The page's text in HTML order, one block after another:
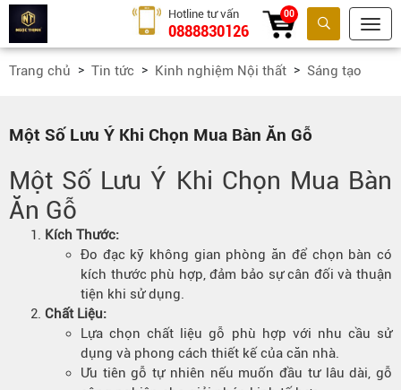
Tìm kiếm
Hotline tư vấn
0888830126
00
Trang chủ Tin tức Kinh nghiệm Nội thất Sáng tạo
Một Số Lưu Ý Khi Chọn Mua Bàn Ăn Gỗ
Một Số Lưu Ý Khi Chọn Mua Bàn
Ăn Gỗ
Kích Thước:
Đo đạc kỹ không gian phòng ăn để chọn bàn có
kích thước phù hợp, đảm bảo sự cân đối và thuận
tiện khi sử dụng.
Chất Liệu:
Lựa chọn chất liệu gỗ phù hợp với nhu cầu sử
dụng và phong cách thiết kế của căn nhà.
Ưu tiên gỗ tự nhiên nếu muốn đầu tư lâu dài, gỗ